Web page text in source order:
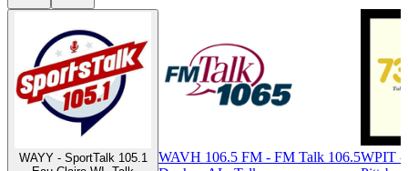
WAYY - SportTalk 105.1
WAVH 106.5 FM - FM Talk 106.5WPIT -